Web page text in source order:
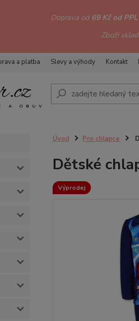
Doprava od 69 Kč od
Zboží
a platba Slevy a výhody Kontakt
Úvod Pro chlapce
Dětské
Výprodej